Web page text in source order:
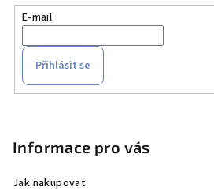
E-mail
Přihlásit se
Informace pro vás
Jak nakupovat